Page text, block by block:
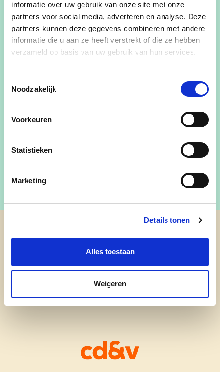
informatie over uw gebruik van onze site met onze
partners voor social media, adverteren en analyse. Deze
partners kunnen deze gegevens combineren met andere
informatie die u aan ze heeft verstrekt of die ze hebben
verzameld op basis van uw gebruik van hun services.
Noodzakelijk
Voorkeuren
Statistieken
Marketing
Details tonen
Alles toestaan
Weigeren
doen: positief en constructief, een blijvend geloof
in de kracht van dialoog, zoeken naar verbinding,
verder kijken dan vandaag. Met de buurt als basis
en uitgangspunt om de samenleving vorm te
met open blik naar de samenleving kijkt.
mooie toekomst van Ardooie en Koolskamp. Altijd
Groetjes CD&V bestuur Ardooie/Koolskamp
cd&v Ardooie